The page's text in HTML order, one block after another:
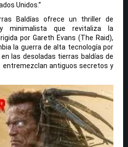
Unidos.”
Baldías ofrece un thriller de
minimalista que revitaliza la
por Gareth Evans (The Raid),
la guerra de alta tecnología por
las desoladas tierras baldías de
entremezclan antiguos secretos y